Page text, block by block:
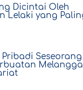
Dicintai Oleh
Lelaki yang